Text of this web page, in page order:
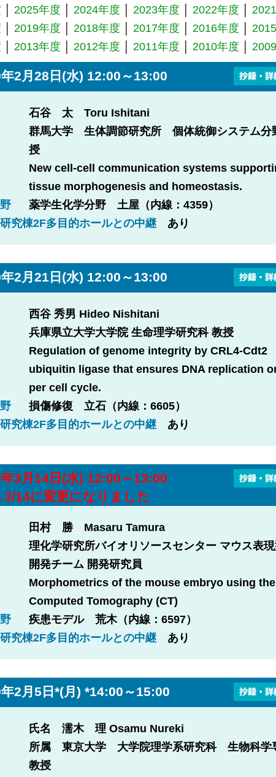
2025年度 2024年度 2023年度 2022年度
2019年度 2018年度 2017年度 2016年度
2013年度 2012年度 2011年度 2010年度
2月28日(水) 12:00～13:00
石谷 太 Toru Ishitani
群馬大学 生体調節研究所 個体統御システム
授
New cell-cell communication systems
tissue morphogenesis and homeostasis.
薬学生化学分野 土屋（内線：4359）
究棟2F多目的ホールとの中継 あり
2月21日(水) 12:00～13:00
西谷 秀男 Hideo Nishitani
兵庫県立大学大学院 生命理学研究科 教授
Regulation of genome integrity by CRL4-Cdt2
ubiquitin ligase that ensures DNA replication
per cell cycle.
損傷修復 立石（内線：6605）
究棟2F多目的ホールとの中継 あり
3月14日(水) 12:00～13:00
14に変更になりました
田村 勝 Masaru Tamura
理化学研究所バイオリソースセンター マウス表
開発チーム 開発研究員
Morphometrics of the mouse embryo using
Computed Tomography (CT)
疾患モデル 荒木（内線：6597）
究棟2F多目的ホールとの中継 あり
2月5日*(月) *14:00～15:00
氏名 濡木 理 Osamu Nureki
所属 東京大学 大学院理学系研究科 生物科
教授